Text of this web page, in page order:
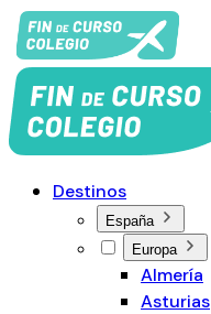
Destinos
España
Europa
Almería
Asturias